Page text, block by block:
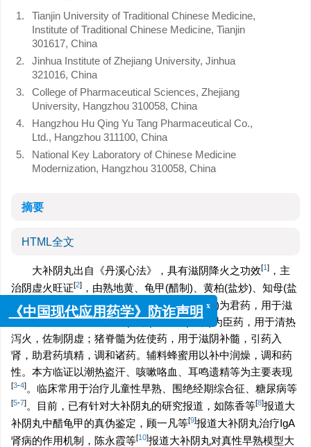
1.
Tianjin University of Traditional Chinese Medicine,
Institute of Traditional Chinese Medicine, Tianjin
301617, China
2.
Jinhua Institute of Zhejiang University, Jinhua
321016, China
3.
College of Pharmaceutical Sciences, Zhejiang
University, Hangzhou 310058, China
4.
Hangzhou Hu Qing Yu Tang Pharmaceutical Co.,
Ltd., Hangzhou 311100, China
5.
National Key Laboratory of Chinese Medicine
Modernization, Hangzhou 310058, China
摘要
HTML全文
大补阴丸出自《丹溪心法》，具有滋阴降火之功效[1 ] ，主
治阴虚火旺证[2] ，由熟地黄、龟甲(醋制)、黄柏(盐炒)、知母(盐
炒)和猪脊髓制成。其中，熟地黄和龟甲(醋制)为君药，用于滋
阴补肾，固本培元；黄柏(盐炒)和知母(盐炒)为臣药，用于清热
泻火，佐制阴虚；猪脊髓为佐使药，用于滋阴补髓，引药入
肾，助君药填精，调和诸药。辅料蜂蜜用以补中润燥，调和药
性。本方临证以潮热盗汗、咳嗽咯血、耳鸣遗精等为主要表现
[3-4] 。临床常用于治疗儿童性早熟、围绝经期综合征、糖尿病等
[5-7] 。目前，已有针对大补阴丸的研究报道，如陈香等[8]报道大
补阴丸中醋龟甲的真伪鉴定，顾一凡等[9]报道大补阴丸治疗IgA
肾病的作用机制，陈永霞等[10]报道大补阴丸对真性早熟模型大
x
《中国现代应用药学》防诈声明